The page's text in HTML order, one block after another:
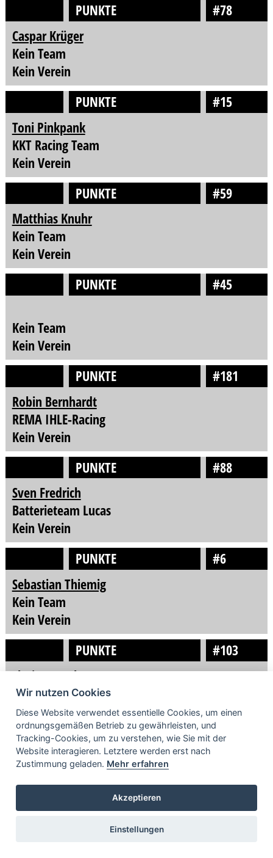
PUNKTE
#78
Caspar Krüger
Kein Team
Kein Verein
PUNKTE
#15
Toni Pinkpank
KKT Racing Team
Kein Verein
PUNKTE
#59
Matthias Knuhr
Kein Team
Kein Verein
PUNKTE
#45
Kein Team
Kein Verein
PUNKTE
#181
Robin Bernhardt
REMA IHLE-Racing
Kein Verein
PUNKTE
#88
Sven Fredrich
Batterieteam Lucas
Kein Verein
PUNKTE
#6
Sebastian Thiemig
Kein Team
Kein Verein
PUNKTE
#103
Florian Teuchert
Batterieteam Lucas
Kein Verein
PUNKTE
#212
Dominik Hulke
B&B Mallon Racing
PUNKTE
Wir nutzen Cookies
Diese Website verwendet essentielle Cookies, um einen
ordnungsgemäßen Betrieb zu gewährleisten, und
Tracking-Cookies, um zu verstehen, wie Sie mit der
Website interagieren. Letztere werden erst nach
Zustimmung geladen. Mehr erfahren
Akzeptieren
Einstellungen